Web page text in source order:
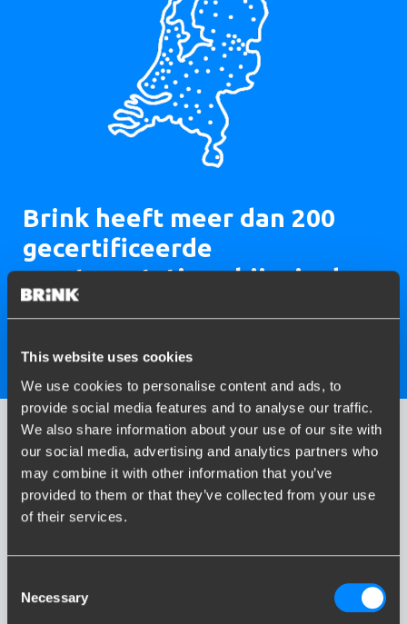
This website uses cookies
We use cookies to personalise content and ads, to
provide social media features and to analyse our traffic.
We also share information about your use of our site with
our social media, advertising and analytics partners who
may combine it with other information that you’ve
provided to them or that they’ve collected from your use
of their services.
Selection
Necessary
Brink heeft meer dan 200
gecertificeerde
montagestations bij u in de
buurt
Bekijk alle montagepunten
Your Perfect Fit
Bij Brink geloven we in‘Your Perfect Fit’ – onze belofte om
altijd deperfecte trekhaakoplossingte vinden, afgestemd op
jouw unieke behoeften. Wat je uitdaging ook is – complex,
Your Perfect Fit
staat voor meer dan alleen een passende